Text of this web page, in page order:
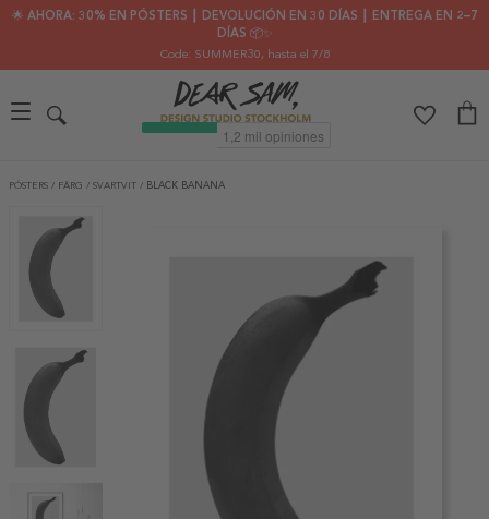
🌟 AHORA: 30% EN PÓSTERS ┃ DEVOLUCIÓN EN 30 DÍAS ┃ ENTREGA EN 2–7
DÍAS 📦✨
Code: SUMMER30, hasta el 7/8
PÓSTERS / FÄRG / SVARTVIT / BLACK BANANA